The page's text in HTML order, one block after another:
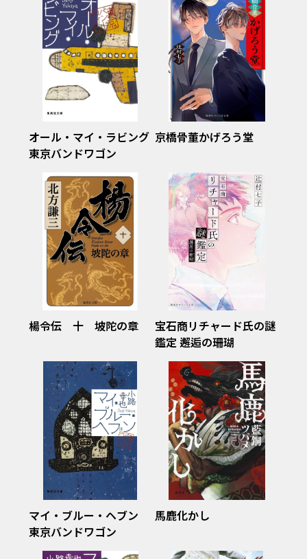
オール・マイ・ラビング
東京バンドワゴン
京橋骨董かげろう堂
楊令伝 十 坡陀の章
宝石商リチャード氏の謎
鑑定 邂逅の珊瑚
マイ・ブルー・ヘブン
東京バンドワゴン
馬鹿化かし